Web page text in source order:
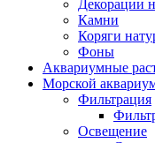
Декорации
Камни
Коряги
Фоны
Аквариумные
Морской
Фильтрация
Освещение